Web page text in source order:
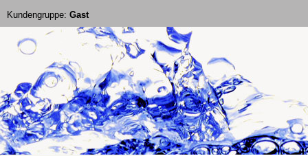
Kundengruppe: Gast